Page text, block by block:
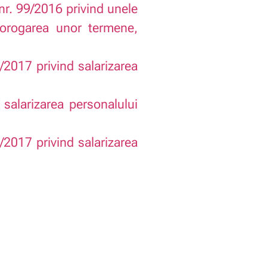
99/2016 privind unele
unor termene,
privind salarizarea
personalului
privind salarizarea